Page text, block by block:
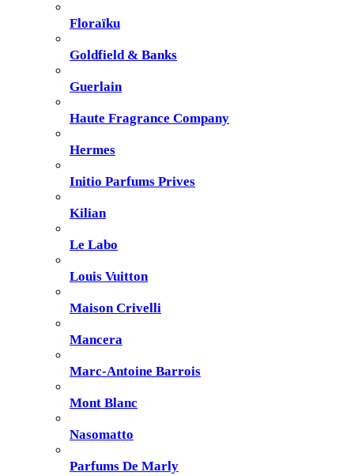
Floraïku
Goldfield & Banks
Guerlain
Haute Fragrance Company
Hermes
Initio Parfums Prives
Kilian
Le Labo
Louis Vuitton
Maison Crivelli
Mancera
Marc-Antoine Barrois
Mont Blanc
Nasomatto
Parfums De Marly